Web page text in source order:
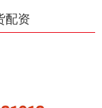
配资